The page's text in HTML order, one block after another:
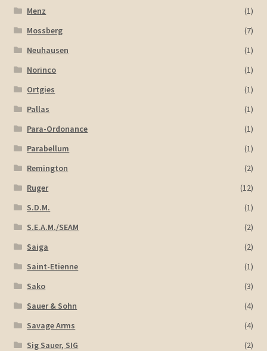
Menz
(1)
Mossberg
(7)
Neuhausen
(1)
Norinco
(1)
Ortgies
(1)
Pallas
(1)
Para-Ordonance
(1)
Parabellum
(1)
Remington
(2)
Ruger
(12)
S.D.M.
(1)
S.E.A.M./SEAM
(2)
Saiga
(2)
Saint-Etienne
(1)
Sako
(3)
Sauer & Sohn
(4)
Savage Arms
(4)
Sig Sauer, SIG
(2)